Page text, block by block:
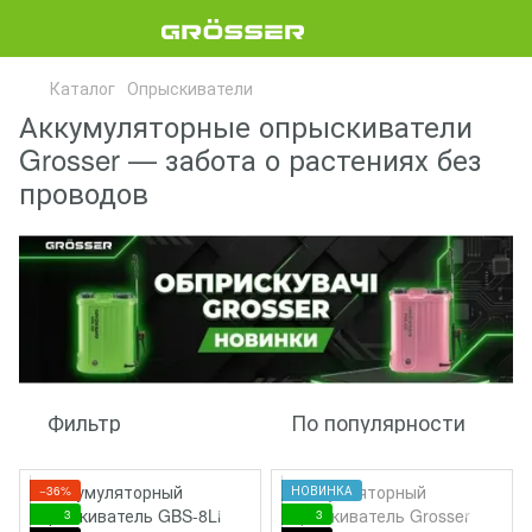
Каталог Опрыскиватели
Аккумуляторные опрыскиватели
Grosser — забота о растениях без
проводов
Фильтр По популярности
−36%
3
НОВИНКА
3